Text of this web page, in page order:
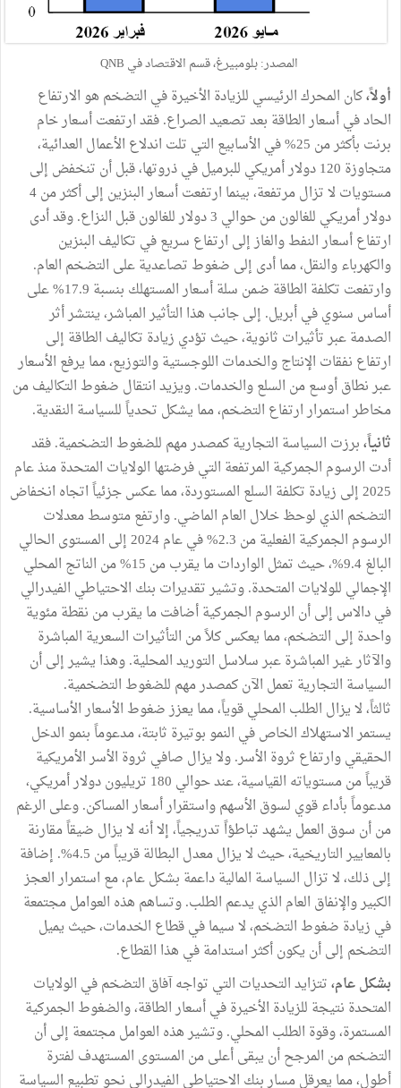
المصدر: بلومبيرغ، قسم الاقتصاد في QNB
أولاً،كان المحرك الرئيسي للزيادة الأخيرة في التضخم هو الارتفاع
الحاد في أسعار الطاقة بعد تصعيد الصراع. فقد ارتفعت أسعار خام
برنت بأكثر من 25% في الأسابيع التي تلت اندلاع الأعمال العدائية،
متجاوزة 120 دولار أمريكي للبرميل في ذروتها، قبل أن تنخفض إلى
مستويات لا تزال مرتفعة، بينما ارتفعت أسعار البنزين إلى أكثر من 4
دولار أمريكي للغالون من حوالي 3 دولار للغالون قبل النزاع. وقد أدى
ارتفاع أسعار النفط والغاز إلى ارتفاع سريع في تكاليف البنزين
والكهرباء والنقل، مما أدى إلى ضغوط تصاعدية على التضخم العام.
وارتفعت تكلفة الطاقة ضمن سلة أسعار المستهلك بنسبة 17.9% على
أساس سنوي في أبريل. إلى جانب هذا التأثير المباشر، ينتشر أثر
الصدمة عبر تأثيرات ثانوية، حيث تؤدي زيادة تكاليف الطاقة إلى
ارتفاع نفقات الإنتاج والخدمات اللوجستية والتوزيع، مما يرفع الأسعار
عبر نطاق أوسع من السلع والخدمات. ويزيد انتقال ضغوط التكاليف من
مخاطر استمرار ارتفاع التضخم، مما يشكل تحدياً للسياسة النقدية.
ثانياً،برزت السياسة التجارية كمصدر مهم للضغوط التضخمية. فقد
أدت الرسوم الجمركية المرتفعة التي فرضتها الولايات المتحدة منذ عام
2025 إلى زيادة تكلفة السلع المستوردة، مما عكس جزئياً اتجاه انخفاض
التضخم الذي لوحظ خلال العام الماضي. وارتفع متوسط معدلات
الرسوم الجمركية الفعلية من 2.3% في عام 2024 إلى المستوى الحالي
البالغ 9.4%، حيث تمثل الواردات ما يقرب من 15% من الناتج المحلي
الإجمالي للولايات المتحدة. وتشير تقديرات بنك الاحتياطي الفيدرالي
في دالاس إلى أن الرسوم الجمركية أضافت ما يقرب من نقطة مئوية
واحدة إلى التضخم، مما يعكس كلاً من التأثيرات السعرية المباشرة
والآثار غير المباشرة عبر سلاسل التوريد المحلية. وهذا يشير إلى أن
السياسة التجارية تعمل الآن كمصدر مهم للضغوط التضخمية.
ثالثاً، لا يزال الطلب المحلي قوياً، مما يعزز ضغوط الأسعار الأساسية.
يستمر الاستهلاك الخاص في النمو بوتيرة ثابتة، مدعوماً بنمو الدخل
الحقيقي وارتفاع ثروة الأسر. ولا يزال صافي ثروة الأسر الأمريكية
قريباً من مستوياته القياسية، عند حوالي 180 تريليون دولار أمريكي،
مدعوماً بأداء قوي لسوق الأسهم واستقرار أسعار المساكن. وعلى الرغم
من أن سوق العمل يشهد تباطؤاً تدريجياً، إلا أنه لا يزال ضيقاً مقارنة
بالمعايير التاريخية، حيث لا يزال معدل البطالة قريباً من 4.5%. إضافة
إلى ذلك، لا تزال السياسة المالية داعمة بشكل عام، مع استمرار العجز
الكبير والإنفاق العام الذي يدعم الطلب. وتساهم هذه العوامل مجتمعة
في زيادة ضغوط التضخم، لا سيما في قطاع الخدمات، حيث يميل
التضخم إلى أن يكون أكثر استدامة في هذا القطاع.
بشكل عام،تتزايد التحديات التي تواجه آفاق التضخم في الولايات
المتحدة نتيجة للزيادة الأخيرة في أسعار الطاقة، والضغوط الجمركية
المستمرة، وقوة الطلب المحلي. وتشير هذه العوامل مجتمعة إلى أن
التضخم من المرجح أن يبقى أعلى من المستوى المستهدف لفترة
أطول، مما يعرقل مسار بنك الاحتياطي الفيدرالي نحو تطبيع السياسة